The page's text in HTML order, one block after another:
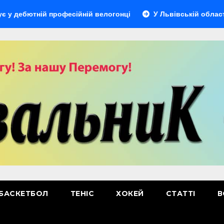
професійній велогонці У Львівській області
ТЕНІС ХОКЕЙ СТАТТІ